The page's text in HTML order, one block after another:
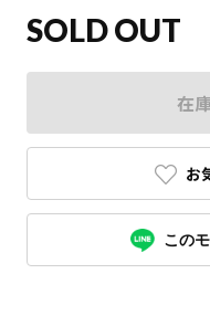
SOLD OUT
在
お
この